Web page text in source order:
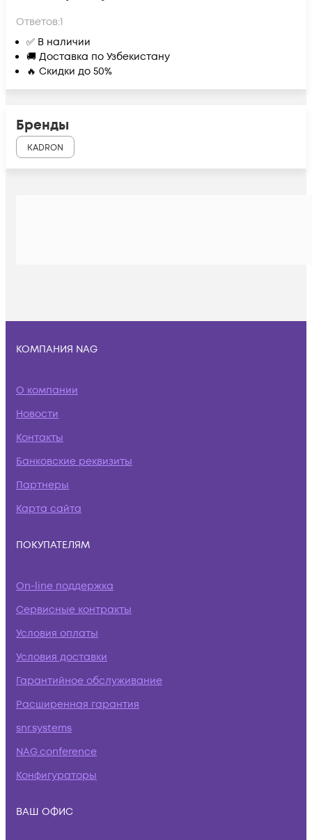
Ответов:1
✅ В наличии
🚚 Доставка по Узбекистану
🔥 Скидки до 50%
Бренды
KADRON
КОМПАНИЯ NAG
О компании
Новости
Контакты
Банковские реквизиты
Партнеры
Карта сайта
ПОКУПАТЕЛЯМ
On-line поддержка
Сервисные контракты
Условия оплаты
Условия доставки
Гарантийное обслуживание
Расширенная гарантия
snr.systems
NAG.conference
Конфигураторы
ВАШ ОФИС